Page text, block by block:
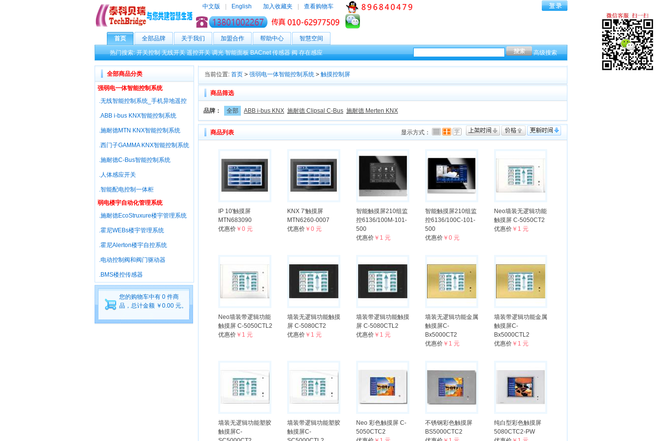
中文版 English 加入收藏夹 查看购物车
首页 全部品牌 关于我们 加盟合作 帮助中心 智慧空间
热门搜索:开关控制 无线开关 遥控开关 调光 智能面板 BACnet 传感器 阀 存在感应 高级搜索
全部商品分类
强弱电一体智能控制系统
.无线智能控制系统_手机异地遥控
.ABB i-bus KNX智能控制系统
.施耐德MTN KNX智能控制系统
.西门子GAMMA KNX智能控制系统
.施耐德C-Bus智能控制系统
.人体感应开关
.智能配电控制一体柜
弱电楼宇自动化管理系统
.施耐德EcoStruxure楼宇管理系统
.霍尼WEBs楼宇管理系统
.霍尼Alerton楼宇自控系统
.电动控制阀和阀门驱动器
.BMS楼控传感器
您的购物车中有 0 件商
品，总计金额 ￥0.00 元。
当前位置: 首页 > 强弱电一体智能控制系统 > 触摸控制屏
商品筛选
品牌： 全部 ABB i-bus KNX 施耐德 Clipsal C-Bus 施耐德 Merten KNX
商品列表 显示方式：
IP 10'触摸屏
MTN683090
优惠价 ￥0 元
KNX 7'触摸屏
MTN6260-0007
优惠价 ￥0 元
智能触摸屏210组监
控6136/100M-101-
500
优惠价 ￥1 元
智能触摸屏210组监
控6136/100C-101-
500
优惠价 ￥0 元
Neo墙装无逻辑功能
触摸屏 C-5050CT2
优惠价 ￥1 元
Neo墙装带逻辑功能
触摸屏 C-5050CTL2
优惠价 ￥1 元
墙装无逻辑功能触摸
屏 C-5080CT2
优惠价 ￥1 元
墙装带逻辑功能触摸
屏 C-5080CTL2
优惠价 ￥1 元
墙装无逻辑功能金属
触摸屏C-
Bx5000CT2
优惠价 ￥1 元
墙装带逻辑功能金属
触摸屏C-
Bx5000CTL2
优惠价 ￥1 元
墙装无逻辑功能塑胶
触摸屏C-
墙装带逻辑功能塑胶
触摸屏C-
Neo 彩色触摸屏 C-
5050CTC2
不锈钢彩色触摸屏
BS5000CTC2
纯白型彩色触摸屏
5080CTC2-PW